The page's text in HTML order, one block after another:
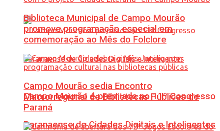
Campo Mourão é premiada no 11º Congresso
Paranaense de Cidades Digitais e Inteligentes
Biblioteca Municipal de Campo Mourão
promove programação especial em
comemoração ao Mês do Folclore
Campo Mourão sedia Encontro
Macrorregional de Bibliotecas Públicas do
Paraná